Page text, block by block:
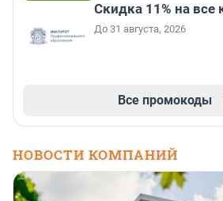
Скидка 11% на все
До 31 августа, 2026
Все промокоды
НОВОСТИ КОМПАНИЙ